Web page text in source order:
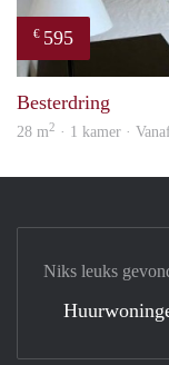
€ 595
Besterdring
28 m2 · 1 kamer ·
Niks leuks